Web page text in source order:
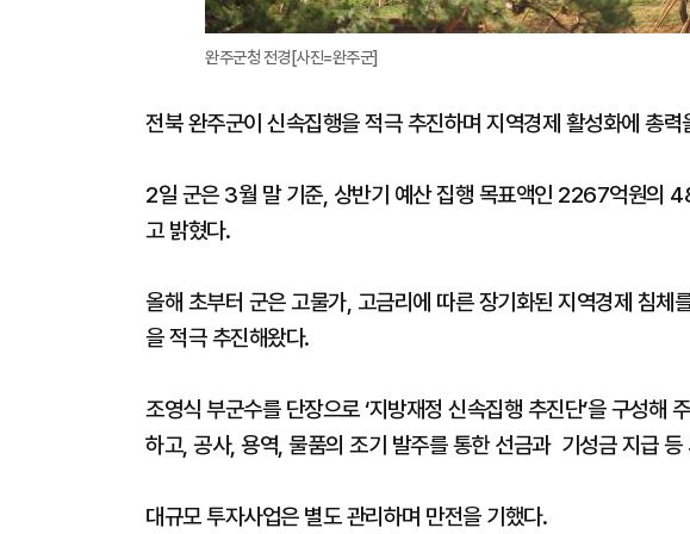
완주군청 전경[사진=완주군]
전북 완주군이 신속집행을 적극 추진하며 지역경제 활성화에 총력
2일 군은 3월 말 기준, 상반기 예산 집행 목표액인 2267억원의
고 밝혔다.
올해 초부터 군은 고물가, 고금리에 따른 장기화된 지역경제 침체
을 적극 추진해왔다.
조영식 부군수를 단장으로 ‘지방재정 신속집행 추진단’을 구성해
하고, 공사, 용역, 물품의 조기 발주를 통한 선금과 기성금 지급
대규모 투자사업은 별도 관리하며 만전을 기했다.